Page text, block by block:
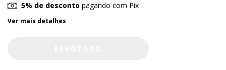
5% de desconto pagando com Pix
Ver mais detalhes